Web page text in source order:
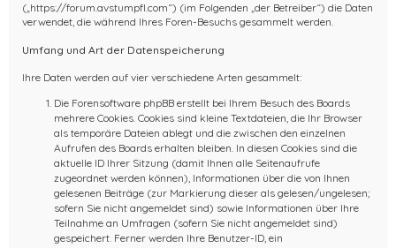
(„https://forum.avstumpfl.com“) (im Folgenden „der Betreiber“) die Daten
verwendet, die während Ihres Foren-Besuchs gesammelt werden.
Umfang und Art der Datenspeicherung
Ihre Daten werden auf vier verschiedene Arten gesammelt:
Die Forensoftware phpBB erstellt bei Ihrem Besuch des Boards
mehrere Cookies. Cookies sind kleine Textdateien, die Ihr Browser
als temporäre Dateien ablegt und die zwischen den einzelnen
Aufrufen des Boards erhalten bleiben. In diesen Cookies sind die
aktuelle ID Ihrer Sitzung (damit Ihnen alle Seitenaufrufe
zugeordnet werden können), Informationen über die von Ihnen
gelesenen Beiträge (zur Markierung dieser als gelesen/ungelesen;
sofern Sie nicht angemeldet sind) sowie Informationen über Ihre
Teilnahme an Umfragen (sofern Sie nicht angemeldet sind)
gespeichert. Ferner werden Ihre Benutzer-ID, ein